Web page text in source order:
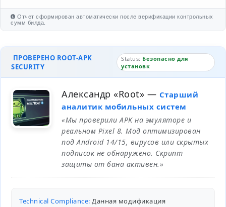
Отчет сформирован автоматически после верификации контрольных
сумм билда.
ПРОВЕРЕНО ROOT-APK
SECURITY
Status: Безопасно для
установк
Александр «Root» — Старший
аналитик мобильных систем
«Мы проверили APK на эмуляторе и
реальном Pixel 8. Мод оптимизирован
под Android 14/15, вирусов или скрытых
подписок не обнаружено. Скрипт
защиты от бана активен.»
Technical Compliance: Данная модификация